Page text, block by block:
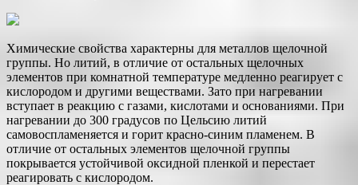
Химические свойства характерны для металлов щелочной
группы. Но литий, в отличие от остальных щелочных
элементов при комнатной температуре медленно реагирует с
кислородом и другими веществами. Зато при нагревании
вступает в реакцию с газами, кислотами и основаниями. При
нагревании до 300 градусов по Цельсию литий
самовоспламеняется и горит красно-синим пламенем. В
отличие от остальных элементов щелочной группы
покрывается устойчивой оксидной пленкой и перестает
реагировать с кислородом.